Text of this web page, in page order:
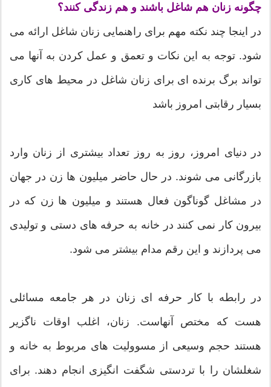
چگونه زنان هم شاغل باشند و هم زندگی کنند؟
در اینجا چند نکته مهم برای راهنمایی زنان شاغل ارائه می
شود. توجه به این نکات و تعمق و عمل کردن به آنها می
تواند برگ برنده ای برای زنان شاغل در محیط های کاری
بسیار رقابتی امروز باشد
در دنیای امروز، روز به روز تعداد بیشتری از زنان وارد
بازرگانی می شوند. در حال حاضر میلیون ها زن در جهان
در مشاغل گوناگون فعال هستند و میلیون ها زن که در
بیرون کار نمی کنند در خانه به حرفه های دستی و تولیدی
می پردازند و این رقم مدام بیشتر می شود.
در رابطه با کار حرفه ای زنان در هر جامعه مسائلی
هست که مختص آنهاست. زنان، اغلب اوقات ناگزیر
هستند حجم وسیعی از مسوولیت های مربوط به خانه و
شغلشان را با تردستی شگفت انگیزی انجام دهند. برای